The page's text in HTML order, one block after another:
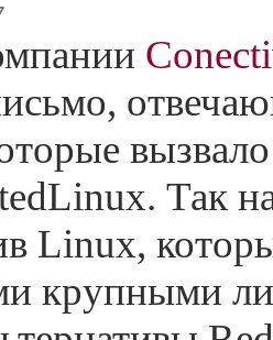
Так
Linux,
крупными